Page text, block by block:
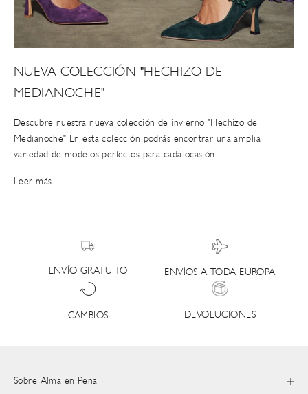
NUEVA COLECCIÓN "HECHIZO DE
MEDIANOCHE"
Descubre nuestra nueva colección de invierno "Hechizo de
Medianoche" En esta colección podrás encontrar una amplia
variedad de modelos perfectos para cada ocasión...
Leer más
ENVÍO GRATUITO ENVÍOS A TODA EUROPA
CAMBIOS DEVOLUCIONES
Sobre Alma en Pena